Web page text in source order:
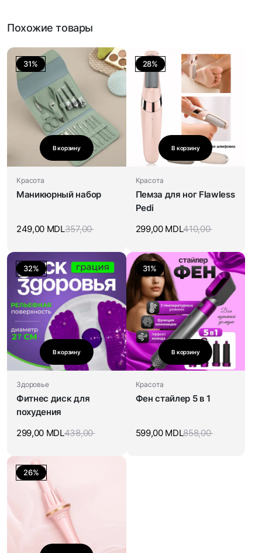
Похожие товары
31%
В корзину
Красота
Маникюрный набор
357,00
249,00 MDL
28%
В корзину
Красота
Пемза для ног Flawless
Pedi
410,00
299,00 MDL
32%
В корзину
Здоровье
Фитнес диск для
похудения
438,00
299,00 MDL
31%
В корзину
Красота
Фен стайлер 5 в 1
858,00
599,00 MDL
26%